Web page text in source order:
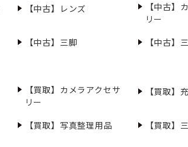
【中古】レンズ
【中古】
リー
【中古】三脚 【中古】
【買取】カメラアクセサ
リー
【買取】
【買取】写真整理用品 【買取】